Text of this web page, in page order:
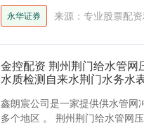
永华证券 来源：专业股票配
金控配资 荆州荆门给水管
水质检测自来水荆门水务水
鑫朗宸公司是一家提供供水管网
多个地区 。 荆州荆门给水管网